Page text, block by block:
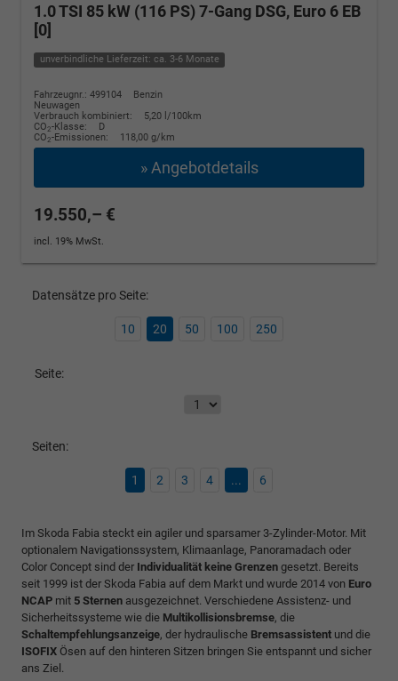
1.0 TSI 85 kW (116 PS) 7-Gang DSG, Euro 6 EB
[0]
unverbindliche Lieferzeit: ca. 3-6 Monate
Fahrzeugnr.: 499104
Benzin
Neuwagen
Verbrauch kombiniert:
5,20 l/100km
CO2-Klasse:
D
CO2-Emissionen: 118,00 g/km
» Angebotdetails
19.550,– €
incl. 19% MwSt.
Datensätze pro Seite:
10 20 50 100 250
Seite:
Seiten:
1 2 3 4 ... 6
Im Skoda Fabia steckt ein agiler und sparsamer 3-Zylinder-Motor. Mit
optionalem Navigationssystem, Klimaanlage, Panoramadach oder
Color Concept sind der Individualität keine Grenzen gesetzt. Bereits
seit 1999 ist der Skoda Fabia auf dem Markt und wurde 2014 von Euro
NCAP mit 5 Sternen ausgezeichnet. Verschiedene Assistenz- und
Sicherheitssysteme wie die Multikollisionsbremse, die
Schaltempfehlungsanzeige, der hydraulische Bremsassistent und die
ISOFIX Ösen auf den hinteren Sitzen bringen Sie entspannt und sicher
ans Ziel.